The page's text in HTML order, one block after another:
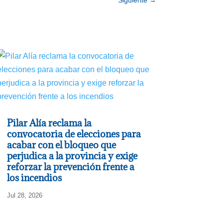
Pilar Alía reclama la
convocatoria de elecciones para
acabar con el bloqueo que
perjudica a la provincia y exige
reforzar la prevención frente a
los incendios
Jul 28, 2026